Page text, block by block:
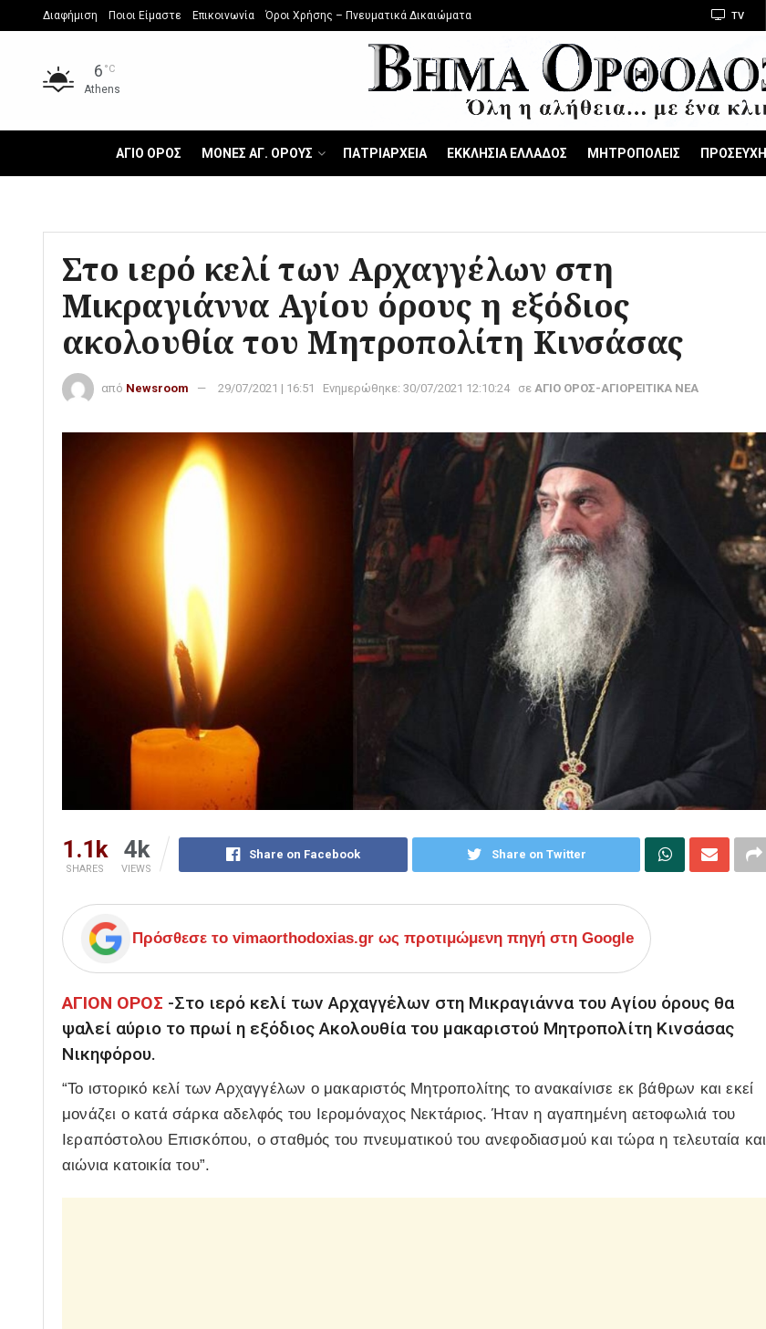
Διαφήμιση Ποιοι Είμαστε Επικοινωνία Όροι Χρήσης – Πνευματικά Δικαιώματα TV
6 °C
Athens
ΑΓΙΟ ΟΡΟΣ ΜΟΝΕΣ ΑΓ. ΟΡΟΥΣ ΠΑΤΡΙΑΡΧΕΙΑ ΕΚΚΛΗΣΙΑ ΕΛΛΑΔΟΣ ΜΗΤΡΟΠΟΛΕΙΣ ΠΡΟΣΕΥΧΗ
Στο ιερό κελί των Αρχαγγέλων στη
Μικραγιάννα Αγίου όρους η εξόδιος
ακολουθία του Μητροπολίτη Κινσάσας
από Newsroom 29/07/2021 | 16:51 Ενημερώθηκε: 30/07/2021 12:10:24 σε ΑΓΙΟ ΟΡΟΣ-ΑΓΙΟΡΕΙΤΙΚΑ ΝΕΑ
1.1k
SHARES
4k
VIEWS
Share on Facebook Share on Twitter
Πρόσθεσε το vimaorthodoxias.gr ως προτιμώμενη πηγή στη Google
ΑΓΙΟΝ ΟΡΟΣ -Στο ιερό κελί των Αρχαγγέλων στη Μικραγιάννα του Αγίου όρους θα
ψαλεί αύριο το πρωί η εξόδιος Ακολουθία του μακαριστού Μητροπολίτη Κινσάσας
Νικηφόρου.
“Το ιστορικό κελί των Αρχαγγέλων ο μακαριστός Μητροπολίτης το ανακαίνισε εκ βάθρων και εκεί
μονάζει ο κατά σάρκα αδελφός του Ιερομόναχος Νεκτάριος. Ήταν η αγαπημένη αετοφωλιά του
Ιεραπόστολου Επισκόπου, ο σταθμός του πνευματικού του ανεφοδιασμού και τώρα η τελευταία και
αιώνια κατοικία του”.